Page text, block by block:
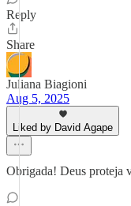
Reply
Share
Juliana Biagioni
Aug 5, 2025
Liked by David Agape
Obrigada! Deus proteja